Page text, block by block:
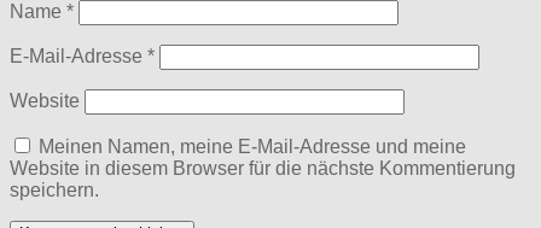
Name *
E-Mail-Adresse *
Website
Meinen Namen, meine E-Mail-Adresse und meine
Website in diesem Browser für die nächste Kommentierung
speichern.